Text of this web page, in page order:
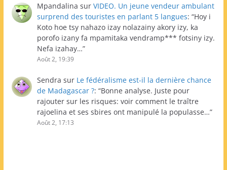
Mpandalina sur VIDEO. Un jeune vendeur ambulant
surprend des touristes en parlant 5 langues: “Hoy i
Koto hoe tsy nahazo izay nolazainy akory izy, ka
porofo izany fa mpamitaka vendramp*** fotsiny izy.
Nefa izahay…”
Août 2, 19:39
Sendra sur Le fédéralisme est-il la dernière chance
de Madagascar ?: “Bonne analyse. Juste pour
rajouter sur les risques: voir comment le traître
rajoelina et ses sbires ont manipulé la populasse…”
Août 2, 17:13